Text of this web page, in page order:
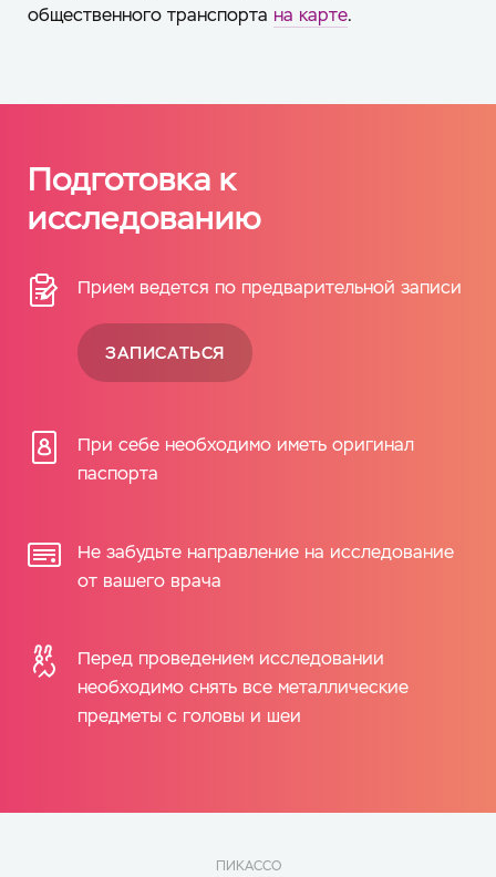
общественного транспорта на карте.
Подготовка к
исследованию
Прием ведется по предварительной записи
ЗАПИСАТЬСЯ
При себе необходимо иметь оригинал
паспорта
Не забудьте направление на исследование
от вашего врача
Перед проведением исследовании
необходимо снять все металлические
предметы с головы и шеи
ПИКАССО